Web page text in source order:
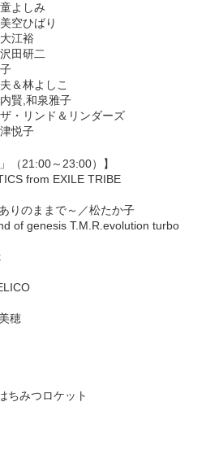
よしみ
ひばり
江裕
田研二
林よしこ
,和泉雅子
リンド＆リンダーズ
悦子
（21:00～23:00）】
from EXILE TRIBE
りのままで～／松たか子
of genesis T.M.R.evolution turbo
穂
ちみつロケット